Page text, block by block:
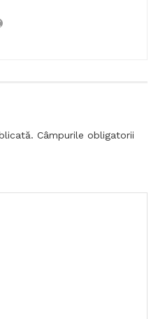
Câmpurile obligatorii